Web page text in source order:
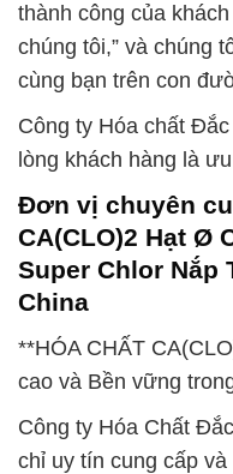
thành công của
chúng tôi,” và chúng
cùng bạn trên con
Công ty Hóa chất
lòng khách hàng là
Đơn vị chuyên
CA(CLO)2 Hạt Ø
Super Chlor Nắp
China
**HÓA CHẤT
cao và Bền vững
Công ty Hóa Chất
chỉ uy tín cung cấp